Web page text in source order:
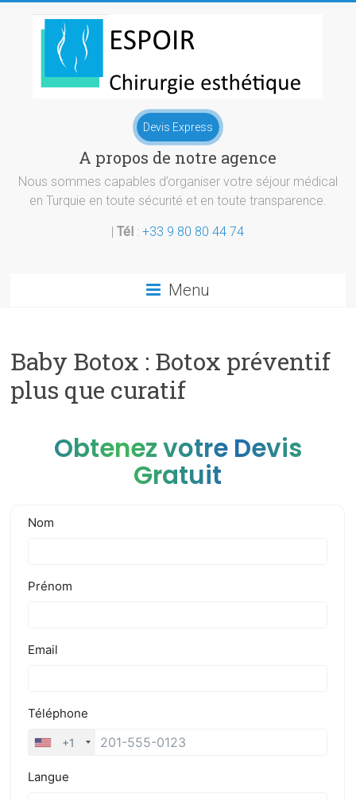
Chirurgie
esthetique
Turquie
Devis Express
A propos de notre agence
Nous sommes capables d’organiser votre séjour médical
en Turquie en toute sécurité et en toute transparence.
|Tél :+33 9 80 80 44 74
Menu
Baby Botox : Botox préventif
plus que curatif
Obtenez votre Devis
Gratuit